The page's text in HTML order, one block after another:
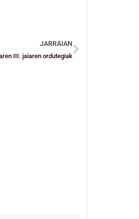
JARRAIAN
III. jaiaren ordutegiak